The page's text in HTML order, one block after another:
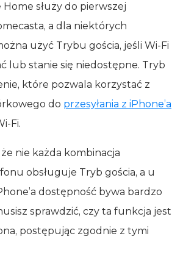
służy do pierwszej
a dla niektórych
użyć Trybu gościa, jeśli Wi‑Fi
lub stanie się niedostępne. Tryb
które pozwala korzystać z
do przesyłania z iPhone’a
nie każda kombinacja
obsługuje Tryb gościa, a u
dostępność bywa bardzo
sprawdzić, czy ta funkcja jest
postępując zgodnie z tymi